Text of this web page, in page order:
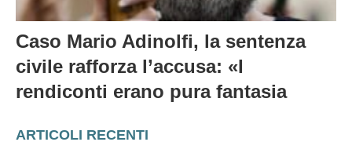
Caso Mario Adinolfi, la sentenza
civile rafforza l’accusa: «I
rendiconti erano pura fantasia
ARTICOLI RECENTI